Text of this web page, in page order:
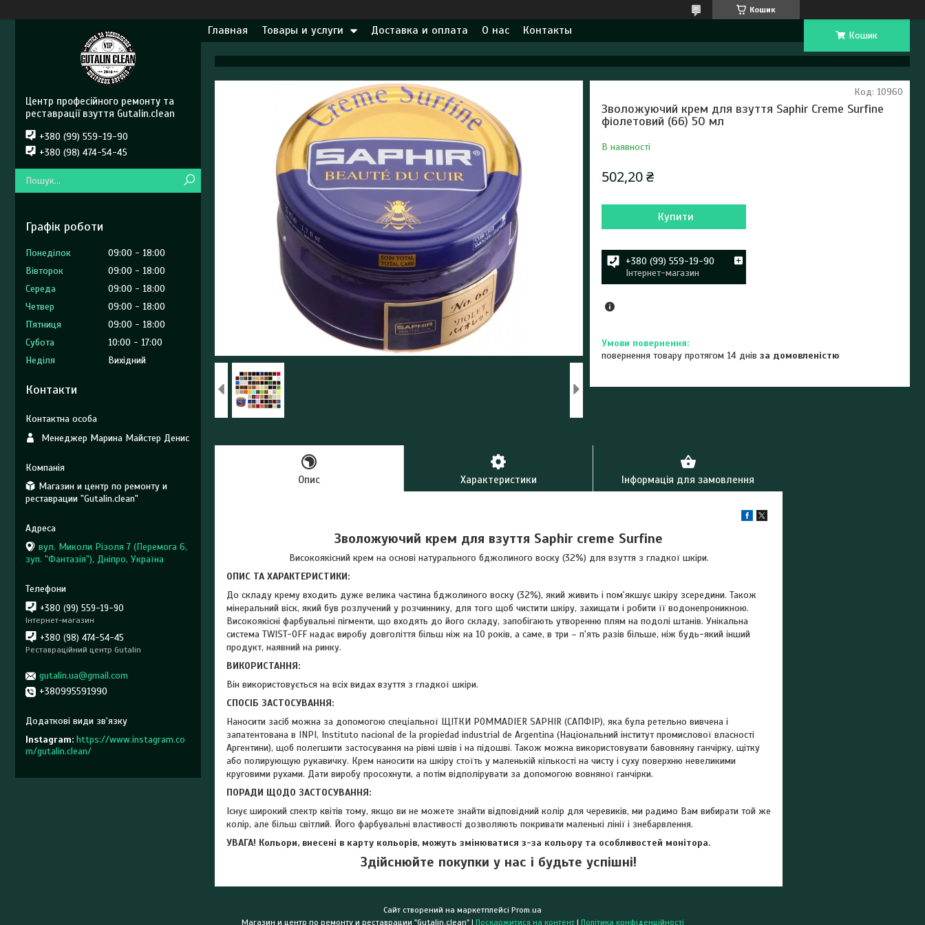
Кошик
Главная Товары и услуги Доставка и оплата О нас Контакты Кошик
Зволожуючий крем для взуття Saphir Creme Surfine
фіолетовий (66) 50 мл
В наявності
Код: 10960
502,20 ₴
Купити
+380 (99) 559-19-90
Інтернет-магазин
повернення товару протягом 14 днівза домовленістю
Опис Характеристики Інформація для замовлення
Зволожуючий крем для взуття Saphir creme Surfine
Високоякісний крем на основі натурального бджолиного воску (32%) для взуття з гладкої шкіри.
ОПИС ТА ХАРАКТЕРИСТИКИ:
До складу крему входить дуже велика частина бджолиного воску (32%), який живить і пом'якшує шкіру зсередини. Також
мінеральний віск, який був розлучений у розчиннику, для того щоб чистити шкіру, захищати і робити її водонепроникною.
Високоякісні фарбувальні пігменти, що входять до його складу, запобігають утворенню плям на подолі штанів. Унікальна
система TWIST-OFF надає виробу довголіття більш ніж на 10 років, а саме, в три – п'ять разів більше, ніж будь-який інший
продукт, наявний на ринку.
ВИКОРИСТАННЯ:
Він використовується на всіх видах взуття з гладкої шкіри.
СПОСІБ ЗАСТОСУВАННЯ:
Наносити засіб можна за допомогою спеціальної ЩІТКИ POMMADIER SAPHIR (САПФІР), яка була ретельно вивчена і
запатентована в INPI, Instituto nacional de la propiedad industrial de Argentina (Національний інститут промислової власності
Аргентини), щоб полегшити застосування на рівні швів і на підошві. Також можна використовувати бавовняну ганчірку, щітку
або полирующую рукавичку. Крем наносити на шкіру стоїть у маленькій кількості на чисту і суху поверхню невеликими
круговими рухами. Дати виробу просохнути, а потім відполірувати за допомогою вовняної ганчірки.
ПОРАДИ ЩОДО ЗАСТОСУВАННЯ:
Існує широкий спектр квітів тому, якщо ви не можете знайти відповідний колір для черевиків, ми радимо Вам вибирати той же
колір, але більш світлий. Його фарбувальні властивості дозволяють покривати маленькі лінії і знебарвлення.
УВАГА! Кольори, внесені в карту кольорів, можуть змінюватися з-за кольору та особливостей монітора.
Здійснюйте покупки у нас і будьте успішні!
Центр професійного ремонту та
реставрації взуття Gutalin.clean
+380 (99) 559-19-90
+380 (98) 474-54-45
Графік роботи
Понеділок 09:00
18:00
Вівторок
09:00
18:00
Середа
09:00
18:00
Четвер
09:00
18:00
Пʼятниця
09:00
18:00
Субота
10:00
17:00
Неділя
Вихідний
Контакти
Менеджер Марина Майстер Денис
Магазин и центр по ремонту и
реставрации "Gutalin.clean"
вул. Миколи Різоля 7 (Перемога 6,
зуп. "Фантазія"), Дніпро, Україна
+380 (99) 559-19-90
Інтернет-магазин
+380 (98) 474-54-45
Реставраційний центр Gutalin
gutalin.ua@gmail.com
+380995591990
Instagram https://www.instagram.co
m/gutalin.clean/
Сайт створений на маркетплейсі Prom.ua
Магазин и центр по ремонту и реставрации "Gutalin.clean" | Поскаржитися на контент | Політика конфіденційності